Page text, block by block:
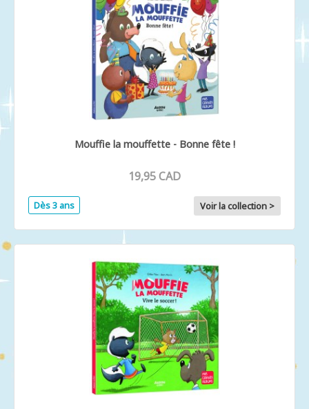
Mouffie la mouffette - Bonne fête !
19,95 CAD
Dès 3 ans Voir la collection >